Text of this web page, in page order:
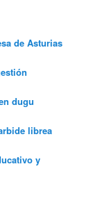
de Asturias
dugu
librea
y